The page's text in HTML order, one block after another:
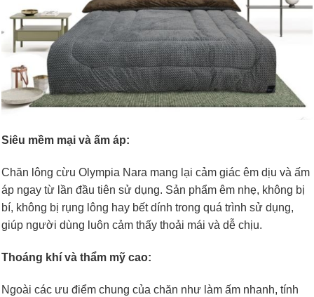
Siêu mềm mại và ấm áp:
Chăn lông cừu Olympia Nara mang lại cảm giác êm dịu và ấm
áp ngay từ lần đầu tiên sử dụng. Sản phẩm êm nhẹ, không bị
bí, không bị rụng lông hay bết dính trong quá trình sử dụng,
giúp người dùng luôn cảm thấy thoải mái và dễ chịu.
Thoáng khí và thẩm mỹ cao:
Ngoài các ưu điểm chung của chăn như làm ấm nhanh, tính